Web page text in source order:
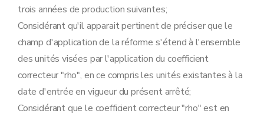
trois années de production suivantes;
Considérant qu'il apparait pertinent de préciser que le
champ d'application de la réforme s'étend à l'ensemble
des unités visées par l'application du coefficient
correcteur "rho", en ce compris les unités existantes à la
date d'entrée en vigueur du présent arrêté;
Considérant que le coefficient correcteur "rho" est en